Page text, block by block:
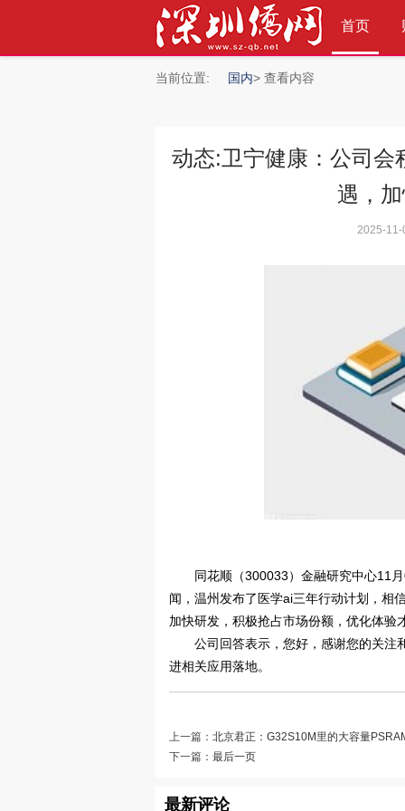
首页
当前位置:
»
国内> 查看内容
动态:卫宁健康：公司会
遇，
2025-11-
同花顺（300033）金融研究中心11
闻，温州发布了医学ai三年行动计划，相
加快研发，积极抢占市场份额，优化体验
公司回答表示，您好，感谢您的关注
进相关应用落地。
上一篇： 北京君正：G32S10M里的大容量
下一篇： 最后一页
最新评论